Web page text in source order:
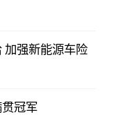
加强新能源车险
冠军